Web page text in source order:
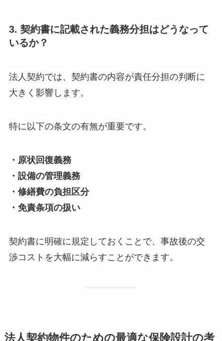
3. 契約書に記載された義務分担はどうなって
いるか？
法人契約では、契約書の内容が責任分担の判断に
大きく影響します。
特に以下の条文の有無が重要です。
・原状回復義務
・設備の管理義務
・修繕費の負担区分
・免責条項の扱い
契約書に明確に規定しておくことで、事故後の交
渉コストを大幅に減らすことができます。
法人契約物件のための最適な保険設計の考